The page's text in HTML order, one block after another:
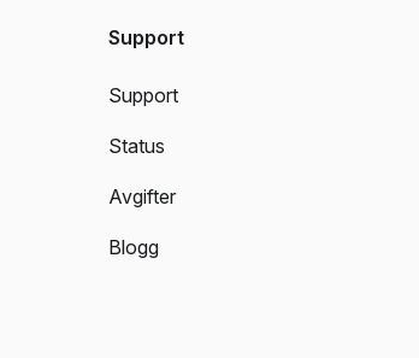
Support
Support
Status
Avgifter
Blogg